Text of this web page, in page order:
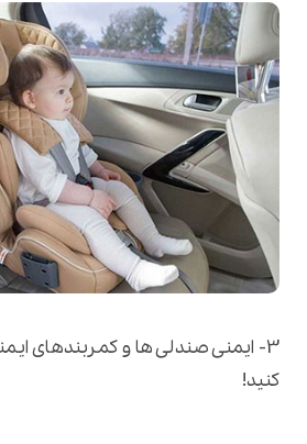
3- ایمنی صندلی ها و کمربندهای
کنید!